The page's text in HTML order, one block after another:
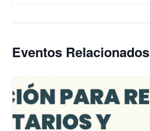
Eventos Relacionados